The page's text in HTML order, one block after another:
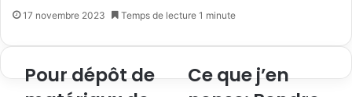
17 novembre 2023 Temps de lecture 1 minute
Pour dépôt de
Ce que j’en